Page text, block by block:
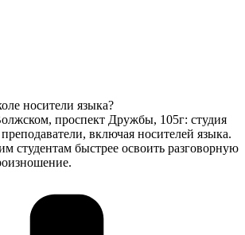
носители языка?
проспект Дружбы, 105г: студия
включая носителей языка.
студентам быстрее освоить разговорную